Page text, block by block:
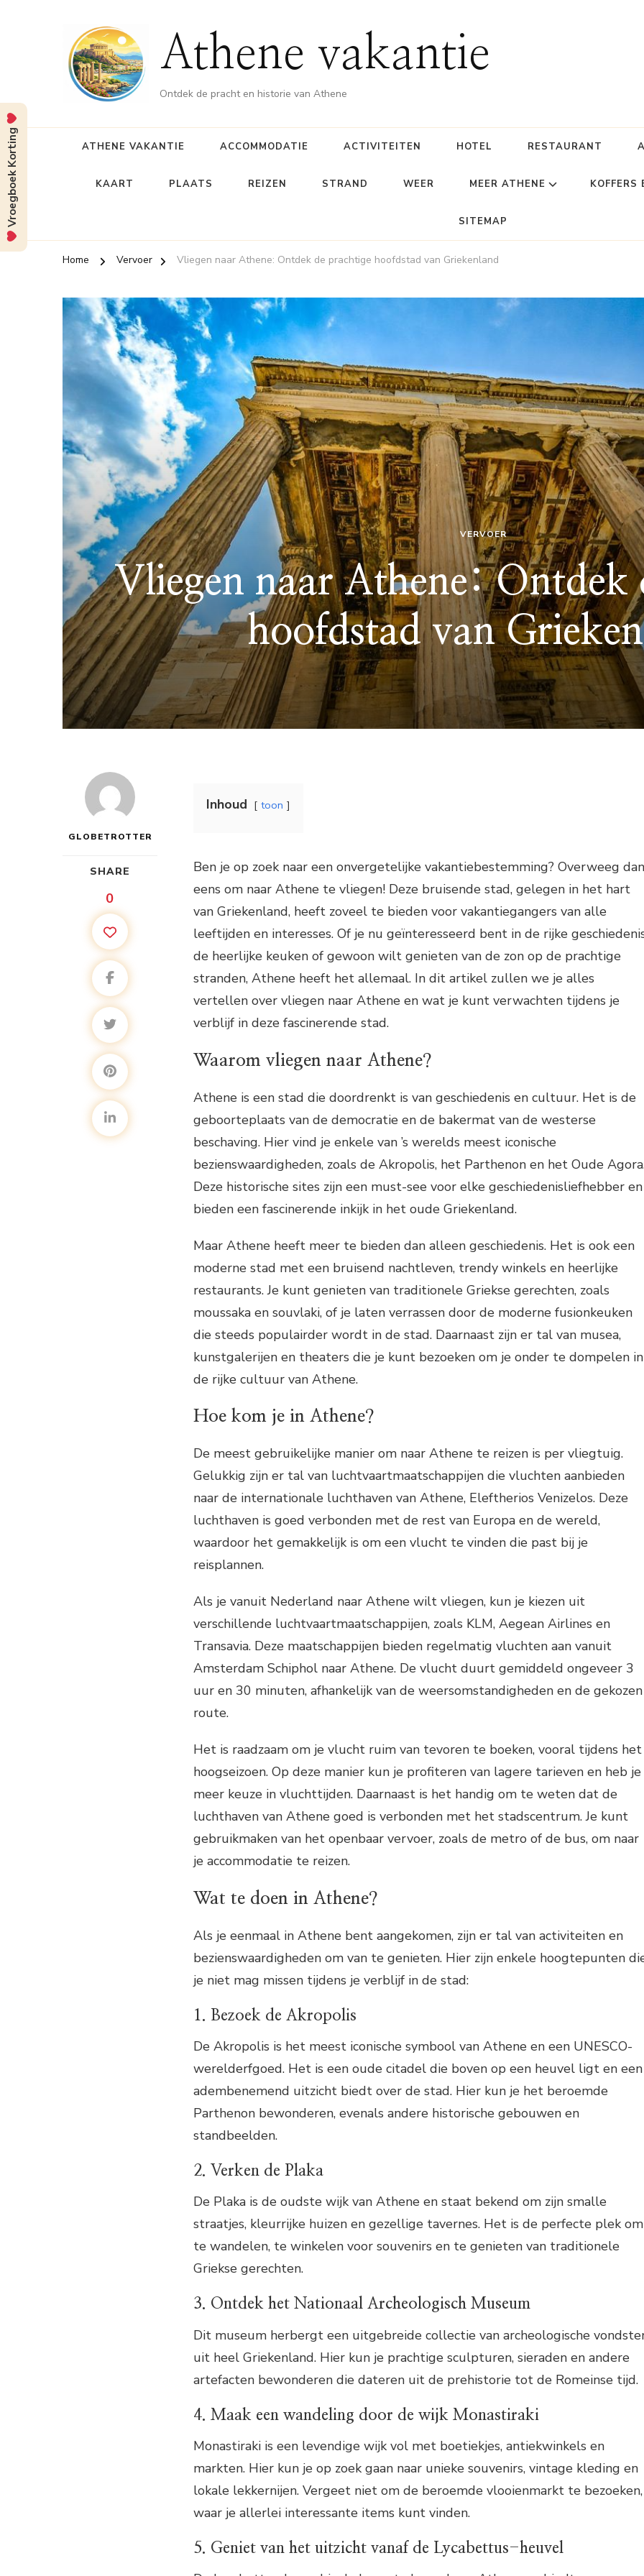
Athene vakantie
Ontdek de pracht en historie van Athene
ATHENE VAKANTIE ACCOMMODATIE ACTIVITEITEN HOTEL RESTAURANT
KAART PLAATS REIZEN STRAND WEER MEER ATHENE KOFFERS
SITEMAP
Home Vervoer Vliegen naar Athene: Ontdek de prachtige hoofdstad van Griekenland
VERVOER
Vliegen naar Athene: Ontdek
hoofdstad van
GLOBETROTTER
SHARE
0
Inhoud toon
Ben je op zoek naar een onvergetelijke vakantiebestemming? Overweeg dan
eens om naar Athene te vliegen! Deze bruisende stad, gelegen in het hart
van Griekenland, heeft zoveel te bieden voor vakantiegangers van alle
leeftijden en interesses. Of je nu geïnteresseerd bent in de rijke
de heerlijke keuken of gewoon wilt genieten van de zon op de prachtige
stranden, Athene heeft het allemaal. In dit artikel zullen we je alles
vertellen over vliegen naar Athene en wat je kunt verwachten tijdens je
verblijf in deze fascinerende stad.
Waarom vliegen naar Athene?
Athene is een stad die doordrenkt is van geschiedenis en cultuur. Het is de
geboorteplaats van de democratie en de bakermat van de westerse
beschaving. Hier vind je enkele van ’s werelds meest iconische
bezienswaardigheden, zoals de Akropolis, het Parthenon en het Oude
Deze historische sites zijn een must-see voor elke geschiedenisliefhebber en
bieden een fascinerende inkijk in het oude Griekenland.
Maar Athene heeft meer te bieden dan alleen geschiedenis. Het is ook een
moderne stad met een bruisend nachtleven, trendy winkels en heerlijke
restaurants. Je kunt genieten van traditionele Griekse gerechten, zoals
moussaka en souvlaki, of je laten verrassen door de moderne fusionkeuken
die steeds populairder wordt in de stad. Daarnaast zijn er tal van musea,
kunstgalerijen en theaters die je kunt bezoeken om je onder te dompelen in
de rijke cultuur van Athene.
Hoe kom je in Athene?
De meest gebruikelijke manier om naar Athene te reizen is per vliegtuig.
Gelukkig zijn er tal van luchtvaartmaatschappijen die vluchten aanbieden
naar de internationale luchthaven van Athene, Eleftherios Venizelos. Deze
luchthaven is goed verbonden met de rest van Europa en de wereld,
waardoor het gemakkelijk is om een vlucht te vinden die past bij je
reisplannen.
Als je vanuit Nederland naar Athene wilt vliegen, kun je kiezen uit
verschillende luchtvaartmaatschappijen, zoals KLM, Aegean Airlines en
Transavia. Deze maatschappijen bieden regelmatig vluchten aan vanuit
Amsterdam Schiphol naar Athene. De vlucht duurt gemiddeld ongeveer 3
uur en 30 minuten, afhankelijk van de weersomstandigheden en de gekozen
route.
Het is raadzaam om je vlucht ruim van tevoren te boeken, vooral tijdens het
hoogseizoen. Op deze manier kun je profiteren van lagere tarieven en heb je
meer keuze in vluchttijden. Daarnaast is het handig om te weten dat de
luchthaven van Athene goed is verbonden met het stadscentrum. Je kunt
gebruikmaken van het openbaar vervoer, zoals de metro of de bus, om naar
je accommodatie te reizen.
Wat te doen in Athene?
Als je eenmaal in Athene bent aangekomen, zijn er tal van activiteiten en
bezienswaardigheden om van te genieten. Hier zijn enkele hoogtepunten
je niet mag missen tijdens je verblijf in de stad:
1. Bezoek de Akropolis
De Akropolis is het meest iconische symbool van Athene en een UNESCO-
werelderfgoed. Het is een oude citadel die boven op een heuvel ligt en een
adembenemend uitzicht biedt over de stad. Hier kun je het beroemde
Parthenon bewonderen, evenals andere historische gebouwen en
standbeelden.
2. Verken de Plaka
De Plaka is de oudste wijk van Athene en staat bekend om zijn smalle
straatjes, kleurrijke huizen en gezellige tavernes. Het is de perfecte plek om
te wandelen, te winkelen voor souvenirs en te genieten van traditionele
Griekse gerechten.
3. Ontdek het Nationaal Archeologisch Museum
Dit museum herbergt een uitgebreide collectie van archeologische
uit heel Griekenland. Hier kun je prachtige sculpturen, sieraden en andere
artefacten bewonderen die dateren uit de prehistorie tot de Romeinse tijd.
4. Maak een wandeling door de wijk Monastiraki
Monastiraki is een levendige wijk vol met boetiekjes, antiekwinkels en
markten. Hier kun je op zoek gaan naar unieke souvenirs, vintage kleding en
lokale lekkernijen. Vergeet niet om de beroemde vlooienmarkt te bezoeken,
waar je allerlei interessante items kunt vinden.
5. Geniet van het uitzicht vanaf de Lycabettus-heuvel
Vroegboek Korting